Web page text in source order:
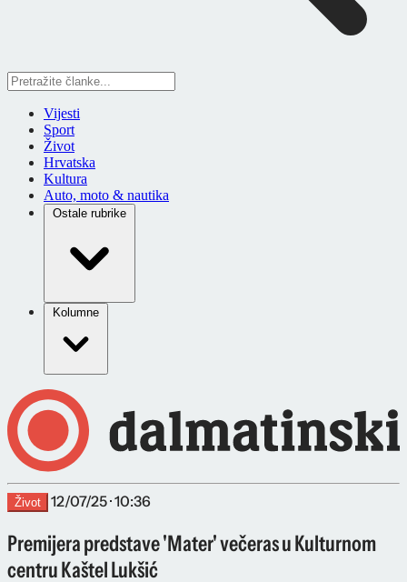
Vijesti
Sport
Život
Hrvatska
Kultura
Auto, moto & nautika
Ostale rubrike
Kolumne
Život 12/07/25 · 10:36
Premijera predstave 'Mater' večeras u Kulturnom
centru Kaštel Lukšić